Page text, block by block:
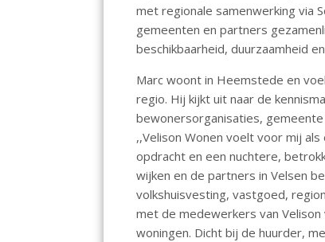
met regionale samenwerking via
gemeenten en partners
beschikbaarheid, duurzaamheid
Marc woont in Heemstede en
regio. Hij kijkt uit naar de
bewonersorganisaties,
,,Velison Wonen voelt voor mij
opdracht en een nuchtere,
wijken en de partners in Velsen
volkshuisvesting, vastgoed,
met de medewerkers van
woningen. Dicht bij de huurder,